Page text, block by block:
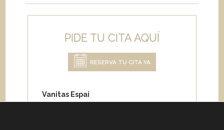
PIDE TU CITA AQUÍ
RESERVA TU CITA YA
Vanitas Espai
Carrer de Paris 204